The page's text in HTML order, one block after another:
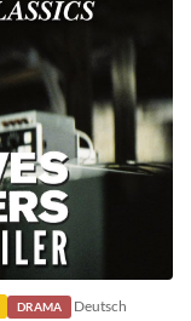
DRAMA Deutsch